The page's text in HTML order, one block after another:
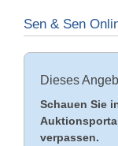
Firmenprofil
Kontakt
English
Sen & Sen
Dieses
Schauen Sie
verpassen.